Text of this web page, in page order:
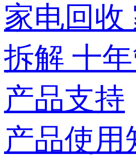
家电回收
拆解 十
产品支持
产品使用